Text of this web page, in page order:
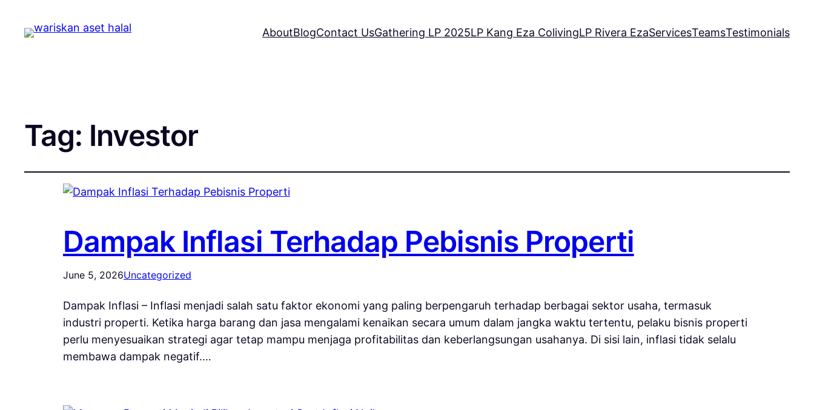
AboutBlogContact UsGathering LP 2025LP Kang Eza ColivingLP Rivera EzaServicesTeamsTestimonials
Tag: Investor
Dampak Inflasi Terhadap Pebisnis Properti
June 5, 2026Uncategorized
Dampak Inflasi – Inflasi menjadi salah satu faktor ekonomi yang paling berpengaruh terhadap berbagai sektor usaha, termasuk
industri properti. Ketika harga barang dan jasa mengalami kenaikan secara umum dalam jangka waktu tertentu, pelaku bisnis properti
perlu menyesuaikan strategi agar tetap mampu menjaga profitabilitas dan keberlangsungan usahanya. Di sisi lain, inflasi tidak selalu
membawa dampak negatif.…